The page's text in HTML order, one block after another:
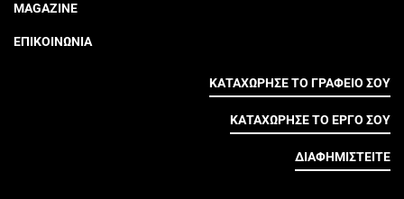
MAGAZINE
ΕΠΙΚΟΙΝΩΝΙΑ
ΚΑΤΑΧΩΡΗΣΕ ΤΟ ΓΡΑΦΕΙΟ ΣΟΥ
ΚΑΤΑΧΩΡΗΣΕ ΤΟ ΕΡΓΟ ΣΟΥ
ΔΙΑΦΗΜΙΣΤΕΙΤΕ